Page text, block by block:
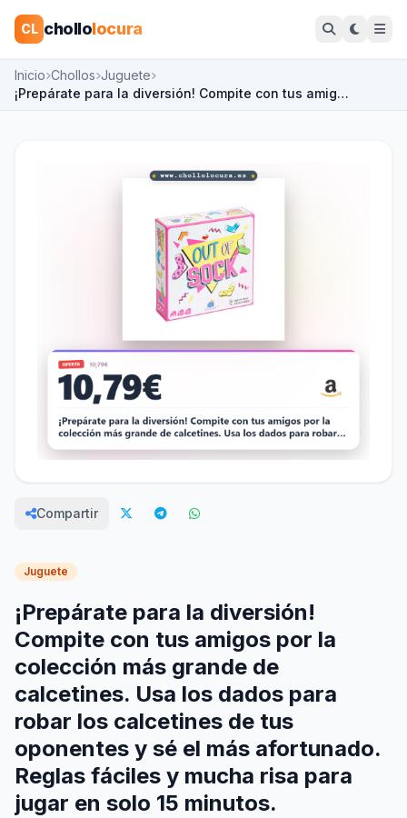
CL chollolocura
Inicio Chollos Juguete
¡Prepárate para la diversión! Compite con tus amig…
Compartir
Juguete
¡Prepárate para la diversión!
Compite con tus amigos por la
colección más grande de
calcetines. Usa los dados para
robar los calcetines de tus
oponentes y sé el más afortunado.
Reglas fáciles y mucha risa para
jugar en solo 15 minutos.